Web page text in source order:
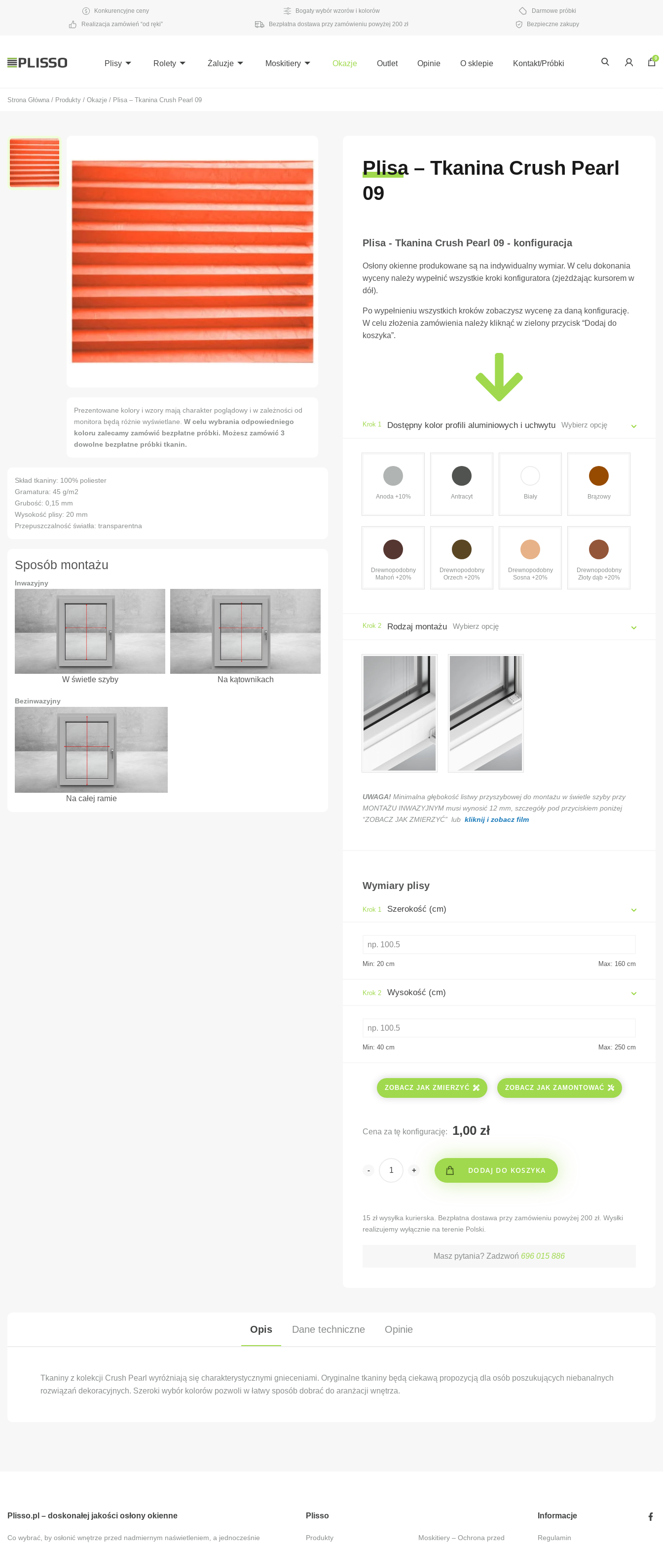
Konkurencyjne ceny Bogaty wybór wzorów i kolorów
Darmowe próbki
Realizacja zamówień “od ręki”
Bezpłatna dostawa przy zamówieniu powyżej 200 zł Bezpieczne zakupy
Plisy Rolety Żaluzje Moskitiery Okazje Outlet Opinie O sklepie Kontakt/Próbki
0
Strona Główna / Produkty / Okazje / Plisa – Tkanina Crush Pearl 09
Prezentowane kolory i wzory mają charakter poglądowy i w zależności od
monitora będą różnie wyświetlane. W celu wybrania odpowiedniego
koloru zalecamy zamówić bezpłatne próbki. Możesz zamówić 3
dowolne bezpłatne próbki tkanin.
Skład tkaniny: 100% poliester
Gramatura: 45 g/m2
Grubość: 0,15 mm
Wysokość plisy: 20 mm
Przepuszczalność światła: transparentna
Sposób montażu
Inwazyjny
W świetle szyby Na kątownikach
Bezinwazyjny
Na całej ramie
Plisa – Tkanina Crush Pearl
09
Plisa - Tkanina Crush Pearl 09 - konfiguracja
Osłony okienne produkowane są na indywidualny wymiar. W celu dokonania
wyceny należy wypełnić wszystkie kroki konfiguratora (zjeżdżając kursorem w
dół).
Po wypełnieniu wszystkich kroków zobaczysz wycenę za daną konfigurację.
W celu złożenia zamówienia należy kliknąć w zielony przycisk “Dodaj do
koszyka”.
Krok 1 Dostępny kolor profili aluminiowych i uchwytu Wybierz opcję
Anoda +10% Antracyt Biały Brązowy
Drewnopodobny
Mahoń +20%
Drewnopodobny
Orzech +20%
Drewnopodobny
Sosna +20%
Drewnopodobny
Złoty dąb +20%
Krok 2 Rodzaj montażu Wybierz opcję
UWAGA! Minimalna głębokość listwy przyszybowej do montażu w świetle szyby przy
MONTAŻU INWAZYJNYM musi wynosić 12 mm, szczegóły pod przyciskiem poniżej
“ZOBACZ JAK ZMIERZYĆ” lub kliknij i zobacz film
Wymiary plisy
Krok 1 Szerokość (cm)
Min: 20 cm Max: 160 cm
Krok 2 Wysokość (cm)
Min: 40 cm Max: 250 cm
ZOBACZ JAK ZMIERZYĆ ZOBACZ JAK ZAMONTOWAĆ
Cena za tę konfigurację:
- + DODAJ DO KOSZYKA
15 zł wysyłka kurierska. Bezpłatna dostawa przy zamówieniu powyżej 200 zł. Wysłki
realizujemy wyłącznie na terenie Polski.
Masz pytania? Zadzwoń 696 015 886
Opis Dane techniczne Opinie
Tkaniny z kolekcji Crush Pearl wyróżniają się charakterystycznymi gnieceniami. Oryginalne tkaniny będą ciekawą propozycją dla osób poszukujących niebanalnych
rozwiązań dekoracyjnych. Szeroki wybór kolorów pozwoli w łatwy sposób dobrać do aranżacji wnętrza.
Plisso.pl – doskonałej jakości osłony okienne
Co wybrać, by osłonić wnętrze przed nadmiernym naświetleniem, a jednocześnie
Plisso
Produkty
Moskitiery – Ochrona przed
Informacje
Regulamin